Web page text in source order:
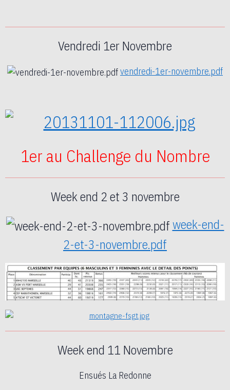
Vendredi 1er Novembre
vendredi-1er-novembre.pdf
1er au Challenge du Nombre
Week end 2 et 3 novembre
week-end-
2-et-3-novembre.pdf
Week end 11 Novembre
Ensués La Redonne